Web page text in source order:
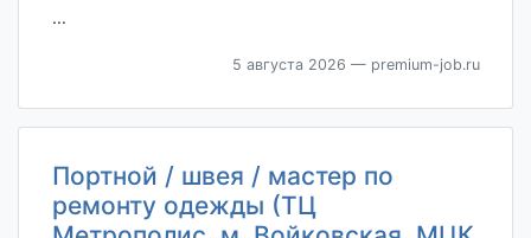
...
5 августа 2026 — premium-job.ru
Портной / швея / мастер по
ремонту одежды (ТЦ